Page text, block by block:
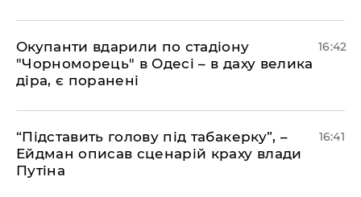
​Окупанти вдарили по стадіону
"Чорноморець" в Одесі – в даху велика
діра, є поранені
16:42
​“Підставить голову під табакерку”, –
Ейдман описав сценарій краху влади
Путіна
16:41